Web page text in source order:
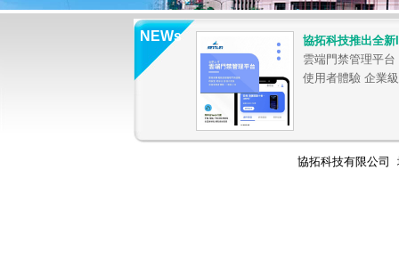
NEWs
協拓科技推出全
雲端門禁管理平
使用者體驗 企業
協拓科技有限公司